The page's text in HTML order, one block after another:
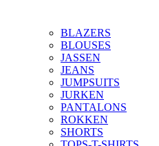
BLAZERS
BLOUSES
JASSEN
JEANS
JUMPSUITS
JURKEN
PANTALONS
ROKKEN
SHORTS